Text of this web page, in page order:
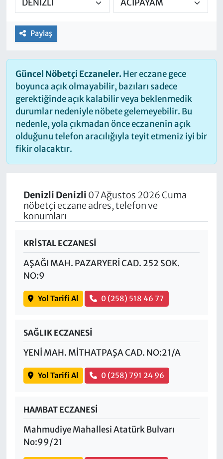
Paylaş
Güncel Nöbetçi Eczaneler.Her eczane gece
boyunca açık olmayabilir, bazıları sadece
gerektiğinde açık kalabilir veya beklenmedik
durumlar nedeniyle nöbete gelemeyebilir. Bu
nedenle, yola çıkmadan önce eczanenin açık
olduğunu telefon aracılığıyla teyit etmeniz iyi bir
fikir olacaktır.
Denizli Denizli 07 Ağustos 2026 Cuma
nöbetçi eczane adres, telefon ve
konumları
KRİSTAL ECZANESİ
AŞAĞI MAH. PAZARYERİ CAD. 252 SOK.
NO:9
Yol Tarifi Al 0 (258) 518 46 77
SAĞLIK ECZANESİ
YENİ MAH. MİTHATPAŞA CAD. NO:21/A
Yol Tarifi Al 0 (258) 791 24 96
HAMBAT ECZANESİ
Mahmudiye Mahallesi Atatürk Bulvarı
No:99/21